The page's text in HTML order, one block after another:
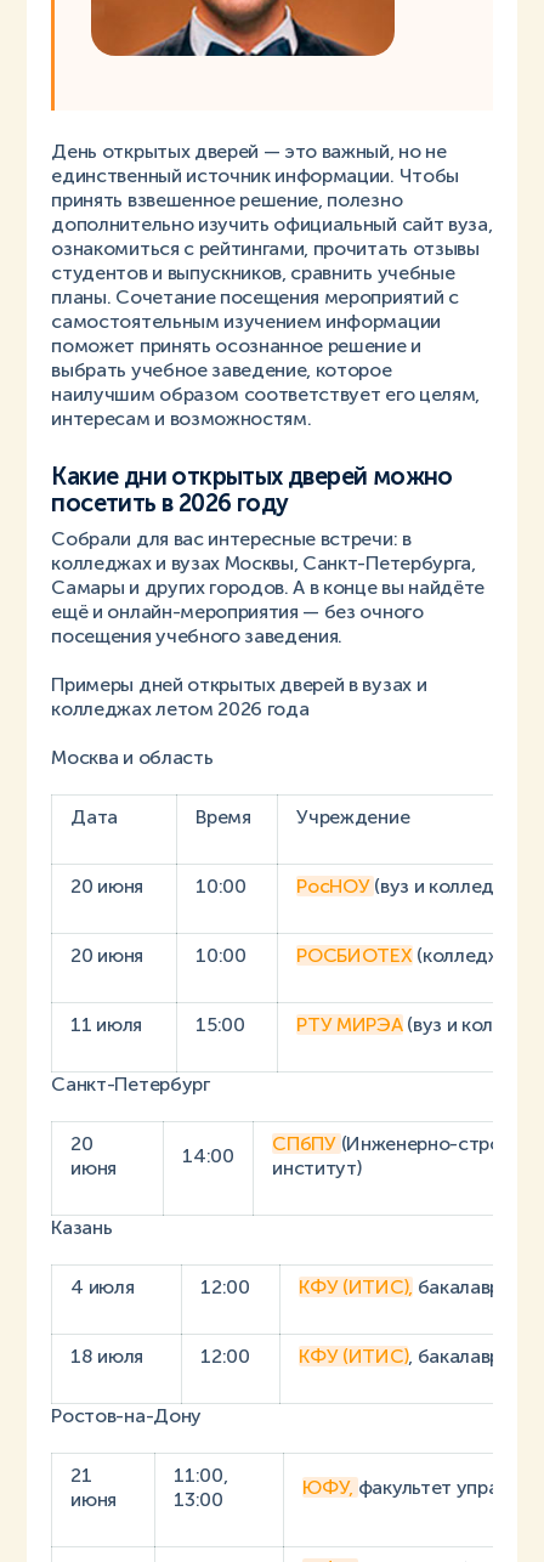
День открытых дверей — это важный, но не
единственный источник информации. Чтобы
принять взвешенное решение, полезно
дополнительно изучить официальный сайт вуза,
ознакомиться с рейтингами, прочитать отзывы
студентов и выпускников, сравнить учебные
планы. Сочетание посещения мероприятий с
самостоятельным изучением информации
поможет принять осознанное решение и
выбрать учебное заведение, которое
наилучшим образом соответствует его целям,
интересам и возможностям.
Какие дни открытых дверей можно
посетить в 2026 году
Собрали для вас интересные встречи: в
колледжах и вузах Москвы, Санкт-Петербурга,
Самары и других городов. А в конце вы найдёте
ещё и онлайн-мероприятия — без очного
посещения учебного заведения.
Примеры дней открытых дверей в вузах и
колледжах летом 2026 года
Москва и область
Дата Время Учреждение
20 июня 10:00 РосНОУ (вуз и колледж)
20 июня 10:00 РОСБИОТЕХ (колледж и
11 июля 15:00 РТУ МИРЭА(вуз и
Санкт-Петербург
20
июня
14:00
СПбПУ (Инженерно-
институт)
Казань
4 июля 12:00 КФУ (ИТИС), бакалавриат
18 июля 12:00 КФУ (ИТИС), бакалавриат
Ростов-на-Дону
21
июня
11:00,
13:00
ЮФУ, факультет